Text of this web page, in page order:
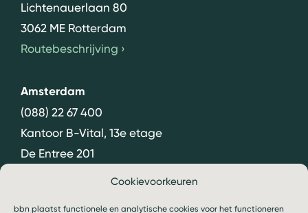
Cookievoorkeuren
bbn plaatst functionele en analytische cookies voor het functioneren
Lichtenauerlaan 80
3062 ME Rotterdam
Routebeschrijving ›
Amsterdam
(088) 22 67 400
Kantoor B-Vital, 13e etage
De Entree 201
1101 HG Amsterdam